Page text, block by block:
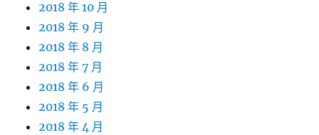
2018 年 10 月
2018 年 9 月
2018 年 8 月
2018 年 7 月
2018 年 6 月
2018 年 5 月
2018 年 4 月